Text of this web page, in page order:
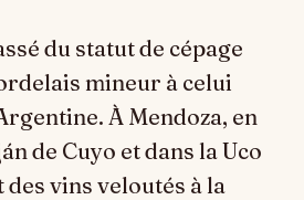
du statut de cépage
mineur à celui
À Mendoza, en
de Cuyo et dans la Uco
vins veloutés à la